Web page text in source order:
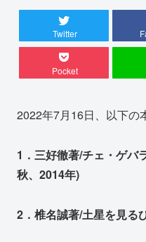
Twitter
Pocket
2022年7月16日、以下の
1．三好徹著/チェ・ゲバ
秋、2014年)
2．椎名誠著/土星を見る